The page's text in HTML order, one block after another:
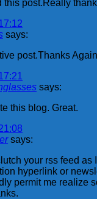
this post.Really
says:
post.Thanks
says:
this blog. Great.
says:
your rss feed as
hyperlink or
permit me realize